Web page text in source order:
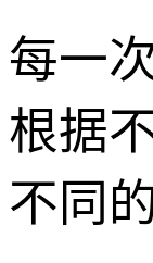
每一
根据
不同